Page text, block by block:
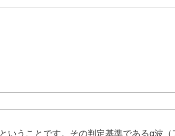
ということです。その判定基準であるα波